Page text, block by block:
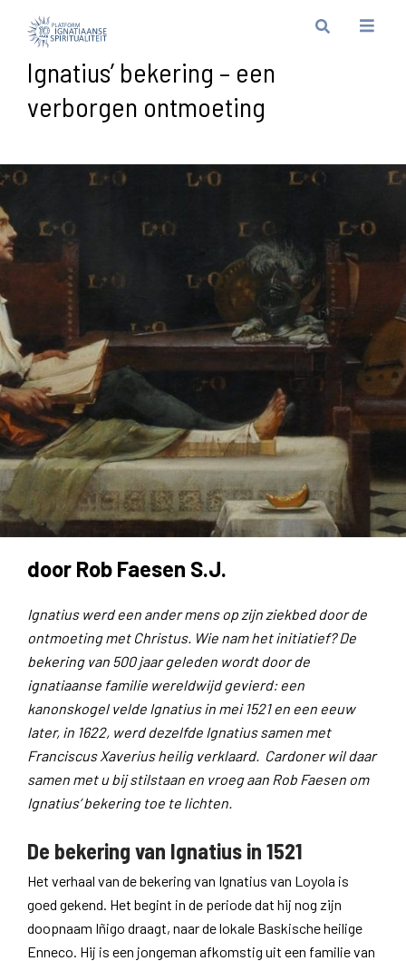
Ignatius’ bekering – een
verborgen ontmoeting
door Rob Faesen S.J.
Ignatius werd een ander mens op zijn ziekbed door de
ontmoeting met Christus. Wie nam het initiatief? De
bekering van 500 jaar geleden wordt door de
ignatiaanse familie wereldwijd gevierd: een
kanonskogel velde Ignatius in mei 1521 en een eeuw
later, in 1622, werd dezelfde Ignatius samen met
Franciscus Xaverius heilig verklaard. Cardoner wil daar
samen met u bij stilstaan en vroeg aan Rob Faesen om
Ignatius’ bekering toe te lichten.
De bekering van Ignatius in 1521
Het verhaal van de bekering van Ignatius van Loyola is
goed gekend. Het begint in de periode dat hij nog zijn
doopnaam Iñigo draagt, naar de lokale Baskische heilige
Enneco. Hij is een jongeman afkomstig uit een familie van